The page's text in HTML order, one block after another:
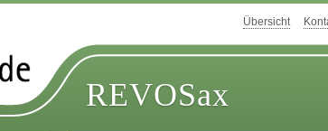
Übersicht
REVOSax